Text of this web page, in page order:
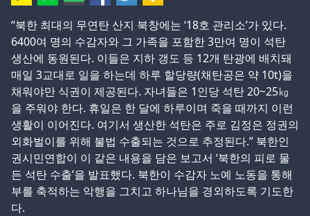
“북한 최대의 무연탄 산지 북창에는 ‘18호 관리소’가 있다.
6400여 명의 수감자와 그 가족을 포함한 3만여 명이 석탄
생산에 동원된다. 이들은 지하 갱도 등 12개 탄광에 배치돼
매일 3교대로 일을 하는데 하루 할당량(채탄공은 약 10t)을
채워야만 식권이 제공된다. 자녀들은 1인당 석탄 20~25㎏
을 주워야 한다. 휴일은 한 달에 하루이며 죽을 때까지 이런
생활이 이어진다. 여기서 생산한 석탄은 주로 김정은 정권의
외화벌이를 위해 불법 수출되는 것으로 추정된다.” 북한인
권시민연합이 이 같은 내용을 담은 보고서 ‘북한의 피로 물
든 석탄 수출’을 발표했다. 북한이 수감자 노예 노동을 통해
부를 축적하는 악행을 그치고 하나님을 경외하도록 기도한
다.